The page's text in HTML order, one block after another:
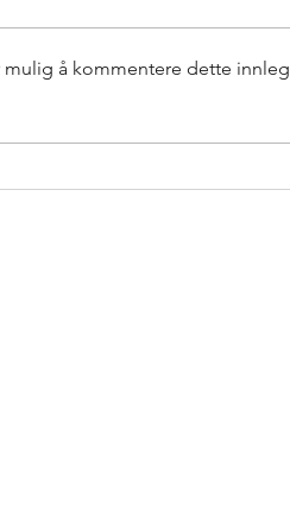
i hus
mulig å kommentere dette